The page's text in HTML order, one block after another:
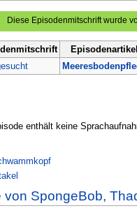
Diese Episodenmitschrift wurde
Episodenartikel
enthält keine
von SpongeBob,